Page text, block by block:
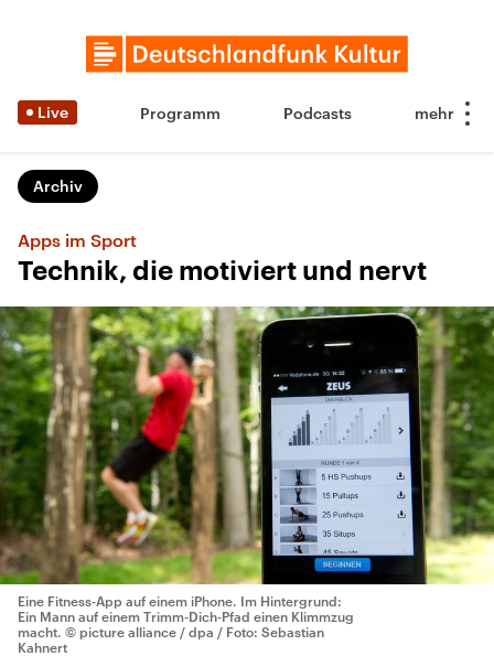
Live Programm Podcasts
Archiv
Apps im Sport
Technik, die motiviert und nervt
Eine Fitness-App auf einem iPhone. Im Hintergrund:
Ein Mann auf einem Trimm-Dich-Pfad einen Klimmzug
macht. © picture alliance / dpa / Foto: Sebastian
Kahnert